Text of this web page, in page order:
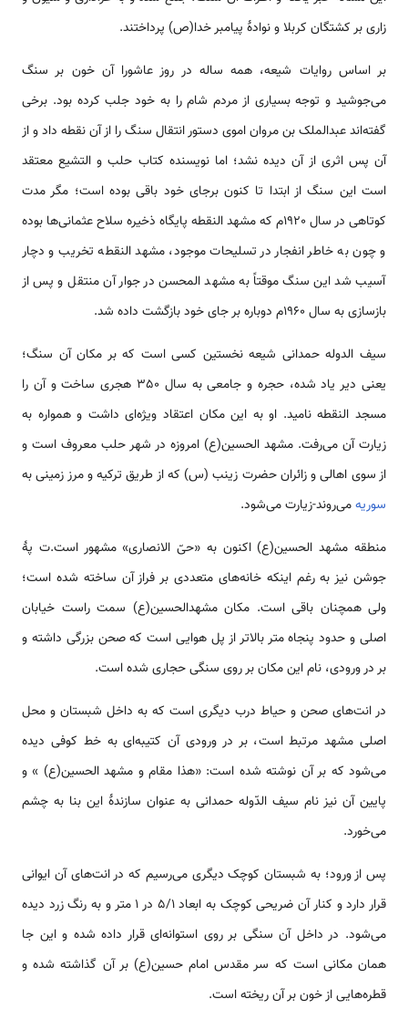
زاری بر کشتگان کربلا و نوادۀ پیامبر خدا(ص) پرداختند.
بر اساس روایات شیعه، همه ساله در روز عاشورا آن خون بر سنگ
می‌جوشید و توجه بسیاری از مردم شام را به خود جلب کرده بود. برخی
گفته‌‌‌‌‌‌اند عبدالملک بن مروان اموی دستور انتقال سنگ را از آن نقطه داد و از
آن پس اثری از آن دیده نشد؛ اما نویسنده کتاب حلب و التشیع معتقد
‌‌‌‌است این سنگ از ابتدا تا کنون برجای خود باقی بوده ‌‌‌‌است؛ مگر مدت
کوتاهی در سال ١٩٢٠م که مشهد النقطه پایگاه ذخیره سلاح عثمانی‌‌‌ها بوده
و چون به خاطر انفجار در تسلیحات موجود، مشهد النقطه تخریب و دچار
آسیب شد این سنگ موقتاً به مشهد المحسن در جوار آن منتقل و پس از
بازسازی به سال ١٩6٠م دوباره بر جای خود بازگشت داده شد.
سیف الدوله حمدانی شیعه نخستین کسی ‌‌‌‌است که بر مکان آن سنگ؛
یعنی دیر یاد شده، حجره و جامعی به سال 350 هجری ساخت و آن را
مسجد النقطه نامید. او به این مکان اعتقاد ویژه‌ای داشت و همواره به
زیارت آن می‌رفت. مشهد الحسین(ع) امروزه در شهر حلب معروف ‌‌‌‌است و
از سوی ا‌‌هالی و زائران حضرت زینب (س) که از طریق ترکیه و مرز زمینی به
سوریهمی‌روند-زیارت می‌شود.
منطقه مشهد الحسین(ع) اکنون به «حیّ الانصاری» مشهور ‌‌‌‌است.ت پۀ
جوشن نیز به رغم این­که خانه‌‌‌های متعددی بر فراز آن ساخته شده ‌‌‌‌است؛
ولی همچنان باقی ‌‌‌‌است. مکان مشهدالحسین(ع) سمت ر‌‌‌‌است خیابان
اصلی و حدود پنجاه متر بالاتر از پل هوایی ‌‌‌‌است که صحن بزرگی داشته و
بر در ورودی، نام این مکان بر روی سنگی حجاری شده ‌‌‌‌است.
در انت‌‌های صحن و حیاط درب دیگری ‌‌‌‌است که به داخل شبستان و محل
اصلی مشهد مرتبط ‌‌‌‌است، بر در ورودی آن کتیبه‌ای به خط کوفی دیده
می‌شود که بر آن نوشته شده ‌‌‌‌است: «هذا مقام و مشهد الحسین(ع) » و
پایین آن نیز نام سیف الدّوله حمدانی به عنوان سازندۀ این بنا به چشم
می‌خورد.
پس از ورود؛ به شبستان کوچک دیگری می‌رسیم که در انت‌‌های آن ایوانی
قرار دارد و کنار آن ضریحی کوچک به ابعاد 5/1 در ١ متر و به رنگ زرد دیده
می‌شود. در داخل آن سنگی بر روی ‌‌‌‌استوانه‌ای قرار داده شده و این جا
همان مکانی ‌‌‌‌است که سر مقدس امام حسین(ع) بر آن گذاشته شده و
قطره‌‌‌هایی از خون بر آن ریخته ‌‌‌‌است.